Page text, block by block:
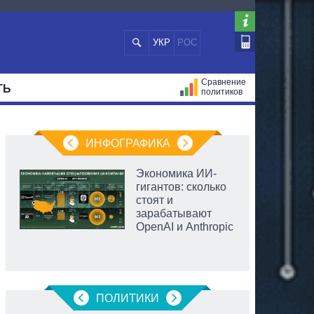
УКР РОС
Сравнение
политиков
ИНФОГРАФИКА
Экономика ИИ-
гигантов: сколько
стоят и
зарабатывают
OpenAI и Anthropic
ПОЛИТИКИ